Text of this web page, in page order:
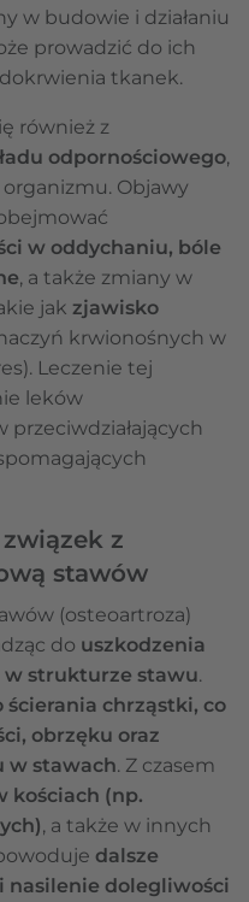
w budowie i działaniu
prowadzić do ich
tkanek.
również z
odpornościowego,
Objawy
w oddychaniu, bóle
, a także zmiany w
jak zjawisko
krwionośnych w
Leczenie tej
leków
z
stawów
(osteoartroza)
do uszkodzenia
strukturze stawu.
chrząstki, co
obrzęku oraz
w stawach. Z czasem
kościach (np.
, a także w innych
dalsze
nasilenie dolegliwości